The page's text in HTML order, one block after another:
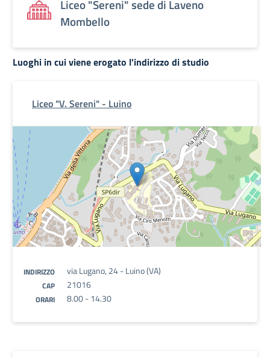
Liceo "Sereni" sede di Laveno
Mombello
Luoghi in cui viene erogato l'indirizzo di studio
Liceo "V. Sereni" - Luino
INDIRIZZO via Lugano, 24 - Luino (VA)
CAP 21016
ORARI 8.00 - 14.30